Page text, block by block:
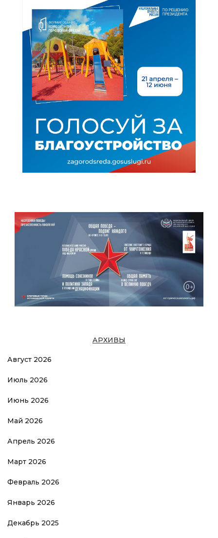
АРХИВЫ
Август 2026
Июль 2026
Июнь 2026
Май 2026
Апрель 2026
Март 2026
Февраль 2026
Январь 2026
Декабрь 2025